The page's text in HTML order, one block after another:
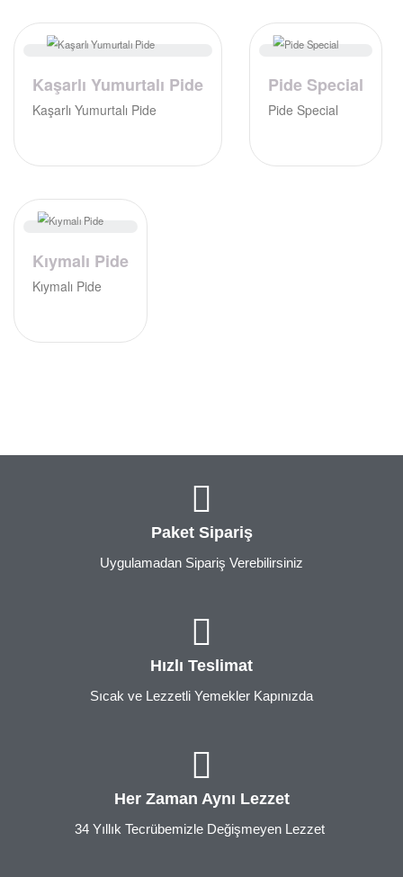
Kaşarlı Yumurtalı Pide
Kaşarlı Yumurtalı Pide
Pide Special
Pide Special
Kıymalı Pide
Kıymalı Pide
Paket Sipariş
Uygulamadan Sipariş Verebilirsiniz
Hızlı Teslimat
Sıcak ve Lezzetli Yemekler Kapınızda
Her Zaman Aynı Lezzet
34 Yıllık Tecrübemizle Değişmeyen Lezzet